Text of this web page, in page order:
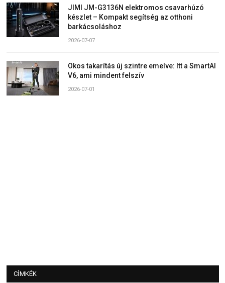
JIMI JM-G3136N elektromos csavarhúzó
készlet – Kompakt segítség az otthoni
barkácsoláshoz
2026-07-07
Okos takarítás új szintre emelve: Itt a SmartAI
V6, ami mindent felszív
2026-07-01
CÍMKÉK